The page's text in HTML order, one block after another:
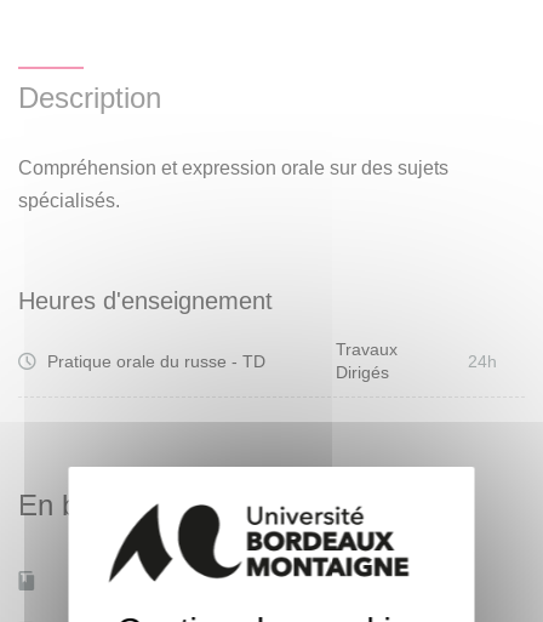
Description
Compréhension et expression orale sur des sujets
spécialisés.
Heures d'enseignement
Pratique orale du russe - TD
Travaux
Dirigés
24h
En bref
Mobilité d'études Oui